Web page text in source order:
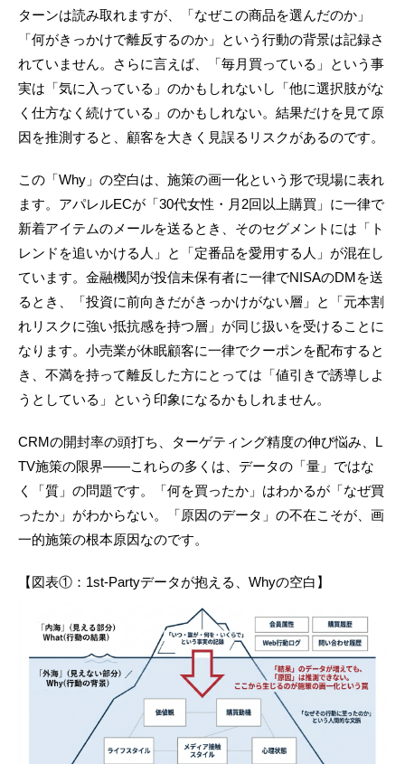
ターンは読み取れますが、「なぜこの商品を選んだのか」
「何がきっかけで離反するのか」という行動の背景は記録さ
れていません。さらに言えば、「毎月買っている」という事
実は「気に入っている」のかもしれないし「他に選択肢がな
く仕方なく続けている」のかもしれない。結果だけを見て原
因を推測すると、顧客を大きく見誤るリスクがあるのです。
この「Why」の空白は、施策の画一化という形で現場に表れ
ます。アパレルECが「30代女性・月2回以上購買」に一律で
新着アイテムのメールを送るとき、そのセグメントには「ト
レンドを追いかける人」と「定番品を愛用する人」が混在し
ています。金融機関が投信未保有者に一律でNISAのDMを送
るとき、「投資に前向きだがきっかけがない層」と「元本割
れリスクに強い抵抗感を持つ層」が同じ扱いを受けることに
なります。小売業が休眠顧客に一律でクーポンを配布すると
き、不満を持って離反した方にとっては「値引きで誘導しよ
うとしている」という印象になるかもしれません。
CRMの開封率の頭打ち、ターゲティング精度の伸び悩み、L
TV施策の限界——これらの多くは、データの「量」ではな
く「質」の問題です。「何を買ったか」はわかるが「なぜ買
ったか」がわからない。「原因のデータ」の不在こそが、画
一的施策の根本原因なのです。
【図表①：1st-Partyデータが抱える、Whyの空白】